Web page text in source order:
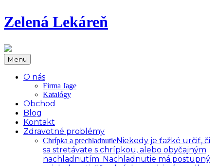
Zelená Lekáreň
Menu
O nás
Firma Jage
Katalógy
Obchod
Blog
Kontakt
Zdravotné problémy
Chrípka a prechladnutieNiekedy je ťažké určiť, či
sa stretávate s chrípkou, alebo obyčajným
nachladnutím. Nachladnutie má postupný